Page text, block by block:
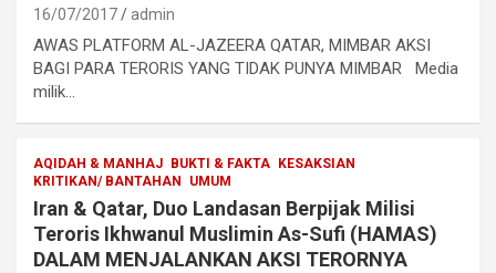
16/07/2017 admin
AWAS PLATFORM AL-JAZEERA QATAR, MIMBAR AKSI
BAGI PARA TERORIS YANG TIDAK PUNYA MIMBAR Media
milik…
AQIDAH & MANHAJ BUKTI & FAKTA
KESAKSIAN
KRITIKAN/ BANTAHAN
UMUM
Iran & Qatar, Duo Landasan Berpijak Milisi
Teroris Ikhwanul Muslimin As-Sufi (HAMAS)
DALAM MENJALANKAN AKSI TERORNYA